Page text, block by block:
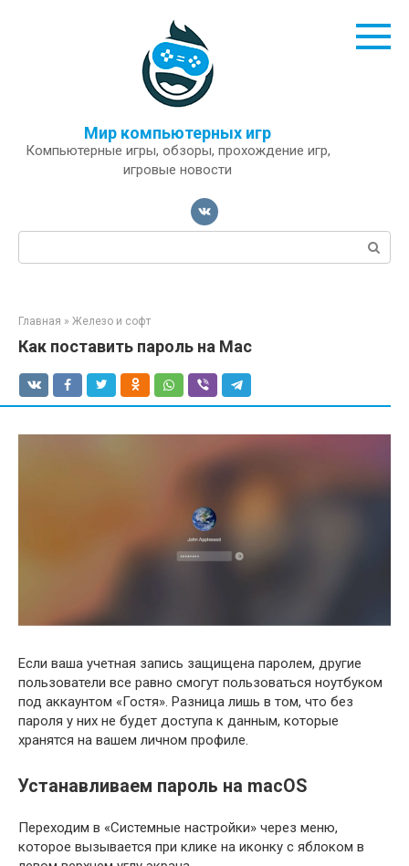
Мир компьютерных игр
Компьютерные игры, обзоры, прохождение игр,
игровые новости
Поиск:
Главная » Железо и софт
Как поставить пароль на Mac
Если ваша учетная запись защищена паролем, другие
пользователи все равно смогут пользоваться ноутбуком
под аккаунтом «Гостя». Разница лишь в том, что без
пароля у них не будет доступа к данным, которые
хранятся на вашем личном профиле.
Устанавливаем пароль на macOS
Переходим в «Системные настройки» через меню,
которое вызывается при клике на иконку с яблоком в